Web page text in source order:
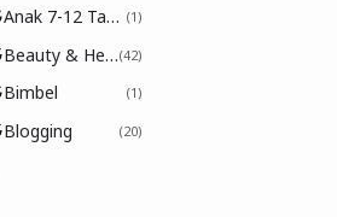
Anak 7-12 Tahun 1
Beauty & Health 42
Bimbel 1
Blogging 20